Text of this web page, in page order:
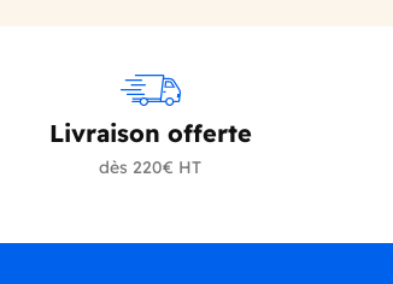
Livraison offerte
dès 220€ HT